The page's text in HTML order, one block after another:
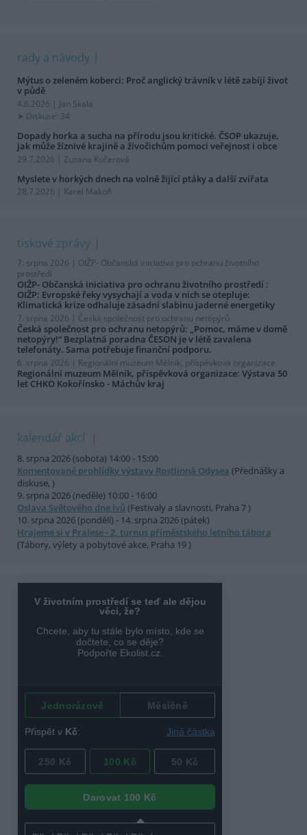
rady a návody
Mýtus o zeleném koberci: Proč anglický trávník v létě zabíjí život
v půdě
4.8.2026 | Jan Skala
Diskuse: 34
Dopady horka a sucha na přírodu jsou kritické. ČSOP ukazuje,
jak může žíznivé krajině a živočichům pomoci veřejnost i obce
29.7.2026 | Zuzana Kučerová
Myslete v horkých dnech na volně žijící ptáky a další zvířata
28.7.2026 | Karel Makoň
tiskové zprávy
7. srpna 2026 | OIŽP- Občanská iniciativa pro ochranu životního
prostředí
OIŽP- Občanská iniciativa pro ochranu životního prostředí :
OIŽP: Evropské řeky vysychají a voda v nich se otepluje:
Klimatická krize odhaluje zásadní slabinu jaderné energetiky
7. srpna 2026 | Česká společnost pro ochranu netopýrů
Česká společnost pro ochranu netopýrů: „Pomoc, máme v domě
netopýry!“ Bezplatná poradna ČESON je v létě zavalena
telefonáty. Sama potřebuje finanční podporu.
6. srpna 2026 | Regionální muzeum Mělník, příspěvková organizace
Regionální muzeum Mělník, příspěvková organizace: Výstava 50
let CHKO Kokořínsko - Máchův kraj
kalendář akcí
8. srpna 2026 (sobota) 14:00 - 15:00
Komentované prohlídky výstavy Rostlinná Odysea (Přednášky a
diskuse, )
9. srpna 2026 (neděle) 10:00 - 16:00
Oslava Světového dne lvů (Festivaly a slavnosti, Praha 7 )
10. srpna 2026 (pondělí) - 14. srpna 2026 (pátek)
Hrajeme si v Pralese - 2. turnus příměstského letního tábora
(Tábory, výlety a pobytové akce, Praha 19 )